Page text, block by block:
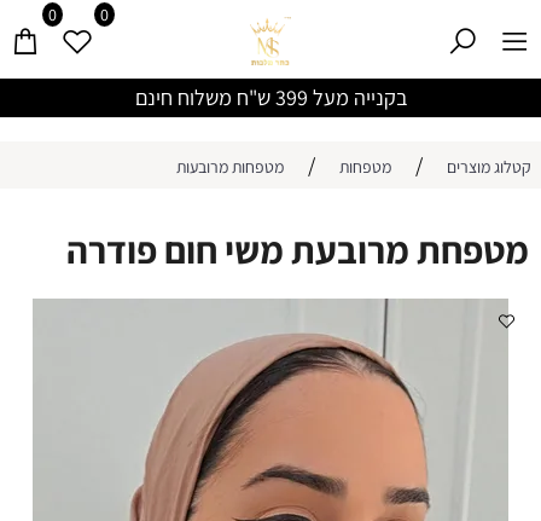
בקנייה מעל 399 ש"ח משלוח חינם
0 0
קטלוג מוצרים / מטפחות / מטפחות מרובעות
מטפחת מרובעת משי חום פודרה